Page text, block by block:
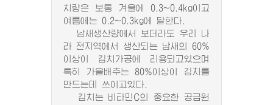
치량은 보통 겨울에 0.3~0.4kg이고
여름에는 0.2~0.3kg에 달한다.
남새생산량에서 보더라도 우리 나
라 전지역에서 생산되는 남새의 60%
이상이 김치가공에 리용되고있으며
특히 가을배추는 80%이상이 김치를
만드는데 쓰이고있다.
김치는 비타민C의 중요한 공급원